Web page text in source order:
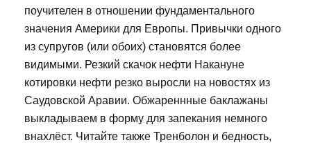
поучителен в отношении фундаментального
значения Америки для Европы. Привычки одного
из супругов (или обоих) становятся более
видимыми. Резкий скачок нефти Накануне
котировки нефти резко выросли на новостях из
Саудовской Аравии. Обжареннные баклажаны
выкладываем в форму для запекания немного
внахлёст. Читайте также Тренболон и бедность,